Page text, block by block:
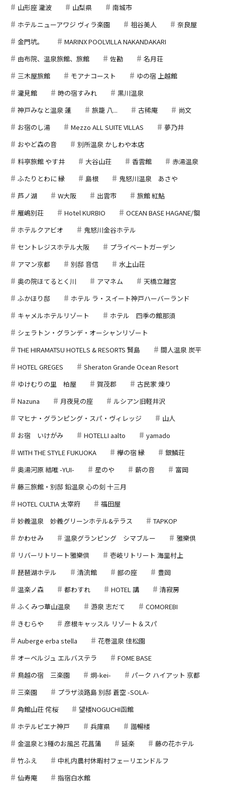
山形座 瀧波
山梨県
南城市
ホテルニューアワジ ヴィラ楽園
祖谷美人
奈良屋
金門坑。
MARINX POOLVILLA NAKANDAKARI
由布院、温泉旅館、旅館
佐勘
名月荘
三木屋旅館
モアナコースト
ゆの宿 上越館
瀧見館
時の宿すみれ
黒川温泉
神戸みなと温泉 蓮
旅籠 八... 古稀庵
尚文
お宿のし湯
Mezzo ALL SUITE VILLAS
夢乃井
おやど森の音
別所温泉 かしわや本店
料亭旅館 やす井
大谷山荘 香雲館
赤湯温泉
ふたりとわに 縁
島根
鬼怒川温泉 あさや
芦ノ湖
W大阪 出雲市
旅館 紅鮎
雁嶋別荘
Hotel KURBIO
OCEAN BASE HAGANE/鋼
ホテルクアビオ
鬼怒川金谷ホテル
セントレジスホテル大阪
プライベートガーデン
アマン京都
別邸 音信
水上山荘
奥の院ほてるとく川
アマネム
天橋立離宮
ふかほり邸
ホテル ラ・スイート神戸ハーバーランド
キャメルホテルリゾート
ホテル 四季の館那須
シェラトン・グランデ・オーシャンリゾート
THE HIRAMATSU HOTELS & RESORTS 賢島
間人温泉 炭平
HOTEL GREGES
Sheraton Grande Ocean Resort
ゆけむりの里 柏屋
賀茂郡
古民家 煉り
Nazuna
月夜見の座
ルシアン旧軽井沢
マヒナ・グランピング・スパ・ヴィレッジ
山人
お宿 いけがみ
HOTELLI aalto
yamado
WITH THE STYLE FUKUOKA
欅の宿 縁
銀鱗荘
奥湯河原 結唯 -YUI-
星のや 薪の音
富岡
藤三旅館・別邸 鉛温泉 心の刻 十三月
HOTEL CULTIA 太宰府
福田屋
妙義温泉 妙義グリーンホテル&テラス
TAPKOP
かわせみ
温泉グランピング シマブルー
雅樂倶
リバーリトリート雅樂倶
壱岐リトリート 海里村上
琵琶湖ホテル
清流館 鄙の座
豊岡
温楽ノ森
都わすれ HOTEL 講
清寂房
ふくみつ華山温泉
游泉 志だて
COMOREBI
きむらや
彦根キャッスル リゾート＆スパ
Auberge erba stella
花巻温泉 佳松園
オーベルジュ エルバステラ
FOME BASE
鳥越の宿 三楽園
炯-kei-
パーク ハイアット 京都
三楽園
プラザ淡路島 別邸 蒼空 -SOLA-
角館山荘 侘桜
望楼NOGUCHI函館
ホテルピエナ神戸
兵庫県
諧暢楼
金温泉と3種のお風呂 花菖蒲
延楽
藤の花ホテル
竹ふえ
中札内農村休暇村フェーリエンドルフ
仙寿庵
指宿白水館